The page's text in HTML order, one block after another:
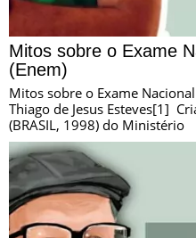
Mitos sobre o Exame
(Enem)
Mitos sobre o Exame
Thiago de Jesus Esteves[1]
(BRASIL, 1998) do Ministério